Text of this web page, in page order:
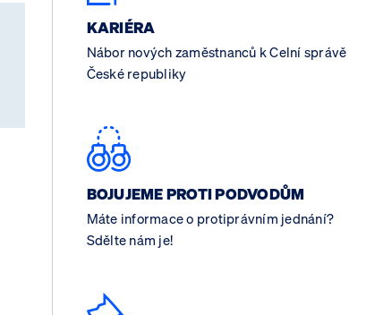
KARIÉRA
Nábor nových zaměstnanců k Celní správě
České republiky
BOJUJEME PROTI PODVODŮM
Máte informace o protiprávním jednání?
Sdělte nám je!